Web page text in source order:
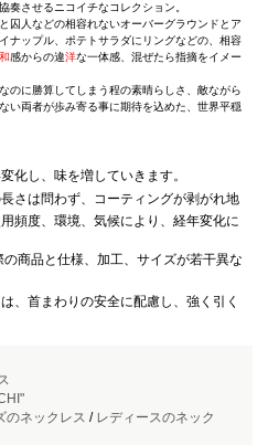
奏させるニコイチなコレクション。
囚人などの相容れないオーバーグラウンドとア
ナップル、ポテトサラダにリングなどの、相容
和感からの違洋な一体感、混ぜたら指摘をイメー
のに勝算してしまう程の素晴らしさ、敵ながら
い両者が歩み寄る事に期待を込めた、世界平穏
化し、味を増していきます。
さは問わず、コーティングが剥がれ地
頻度、環境、気候により、経年変化に
商品と仕様、加工、サイズが若干異な
、首まわりの安全に配慮し、強く引く
のネックレス / レディースのネック